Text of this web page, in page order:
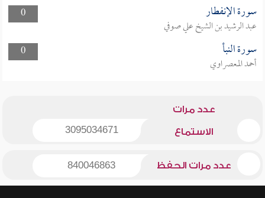
0
سورة الإنفطار
عبد الرشيد بن الشيخ علي صوفي
0
سورة النبأ
أحمد المعصراوي
عدد مرات
الاستماع 3095034671
عدد مرات الحفظ 840046863